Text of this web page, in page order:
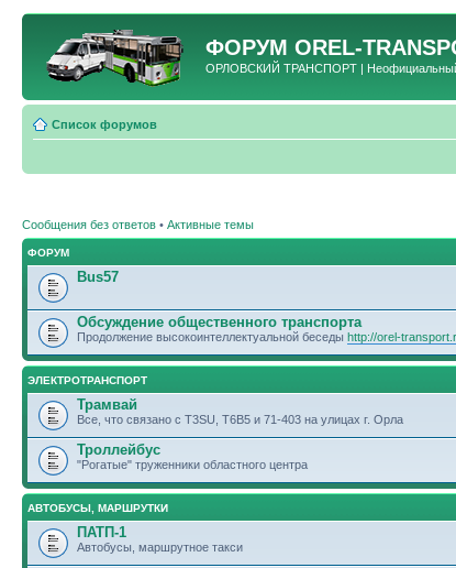
ФОРУМ OREL-
ОРЛОВСКИЙ ТРАНСПОРТ | Неофициальный
Список форумов
Сообщения без ответов • Активные темы
ФОРУМ
Bus57
Обсуждение общественного транспорта
Продолжение высокоинтеллектуальной беседы http://orel-
ЭЛЕКТРОТРАНСПОРТ
Трамвай
Все, что связано с T3SU, T6B5 и 71-403 на улицах г. Орла
Троллейбус
"Рогатые" труженники областного центра
АВТОБУСЫ, МАРШРУТКИ
ПАТП-1
Автобусы, маршрутное такси